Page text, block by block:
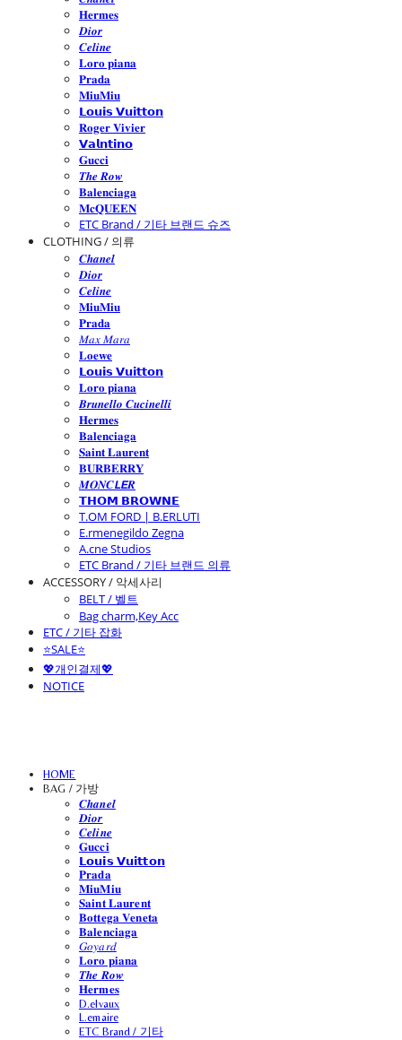
𝐇𝐞𝐫𝐦𝐞𝐬
𝑫𝒊𝒐𝒓
𝑪𝒆𝒍𝒊𝒏𝒆
𝐋𝐨𝐫𝐨 𝐩𝐢𝐚𝐧𝐚
𝐏𝐫𝐚𝐝𝐚
𝐌𝐢𝐮𝐌𝐢𝐮
𝗟𝗼𝘂𝗶𝘀 𝗩𝘂𝗶𝘁𝘁𝗼𝗻
𝐑𝐨𝐠𝐞𝐫 𝐕𝐢𝐯𝐢𝐞𝐫
𝗩𝗮𝗹𝗻𝘁𝗶𝗻𝗼
𝐆𝐮𝐜𝐜𝐢
𝑻𝒉𝒆 𝑹𝒐𝒘
𝐁𝐚𝐥𝐞𝐧𝐜𝐢𝐚𝐠𝐚
𝐌𝐜𝐐𝐔𝐄𝐄𝐍
ETC Brand / 기타 브랜드 슈즈
CLOTHING / 의류
𝑪𝒉𝒂𝒏𝒆𝒍
𝑫𝒊𝒐𝒓
𝑪𝒆𝒍𝒊𝒏𝒆
𝐌𝐢𝐮𝐌𝐢𝐮
𝐏𝐫𝐚𝐝𝐚
𝑀𝑎𝑥 𝑀𝑎𝑟𝑎
𝐋𝐨𝐞𝐰𝐞
𝗟𝗼𝘂𝗶𝘀 𝗩𝘂𝗶𝘁𝘁𝗼𝗻
𝐋𝐨𝐫𝐨 𝐩𝐢𝐚𝐧𝐚
𝑩𝒓𝒖𝒏𝒆𝒍𝒍𝒐 𝑪𝒖𝒄𝒊𝒏𝒆𝒍𝒍𝒊
𝐇𝐞𝐫𝐦𝐞𝐬
𝐁𝐚𝐥𝐞𝐧𝐜𝐢𝐚𝐠𝐚
𝐒𝐚𝐢𝐧𝐭 𝐋𝐚𝐮𝐫𝐞𝐧𝐭
𝐁𝐔𝐑𝐁𝐄𝐑𝐑𝐘
𝑴𝑶𝑵𝑪𝙇𝙀𝑹
𝗧𝗛𝗢𝗠 𝗕𝗥𝗢𝗪𝗡𝗘
T.OM FORD | B.ERLUTI
E.rmenegildo Zegna
A.cne Studios
ETC Brand / 기타 브랜드 의류
ACCESSORY / 악세사리
BELT / 벨트
Bag charm,Key Acc
ETC / 기타 잡화
⭐SALE⭐
💖개인결제💖
NOTICE
HOME
BAG / 가방
𝑪𝒉𝒂𝒏𝒆𝒍
𝑫𝒊𝒐𝒓
𝑪𝒆𝒍𝒊𝒏𝒆
𝐆𝐮𝐜𝐜𝐢
𝗟𝗼𝘂𝗶𝘀 𝗩𝘂𝗶𝘁𝘁𝗼𝗻
𝐏𝐫𝐚𝐝𝐚
𝐌𝐢𝐮𝐌𝐢𝐮
𝐒𝐚𝐢𝐧𝐭 𝐋𝐚𝐮𝐫𝐞𝐧𝐭
𝐁𝐨𝐭𝐭𝐞𝐠𝐚 𝐕𝐞𝐧𝐞𝐭𝐚
𝐁𝐚𝐥𝐞𝐧𝐜𝐢𝐚𝐠𝐚
𝐺𝑜𝑦𝑎𝑟𝑑
𝐋𝐨𝐫𝐨 𝐩𝐢𝐚𝐧𝐚
𝑻𝒉𝒆 𝑹𝒐𝒘
𝐇𝐞𝐫𝐦𝐞𝐬
D.elvaux
L.emaire
ETC Brand / 기타